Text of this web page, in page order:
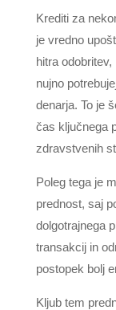
Krediti za
je vredno
hitra
nujno
denarja. To je
čas ključnega
zdravstvenih
Poleg tega je
prednost, saj
dolgotrajnega
transakcij in
postopek bolj
Kljub tem